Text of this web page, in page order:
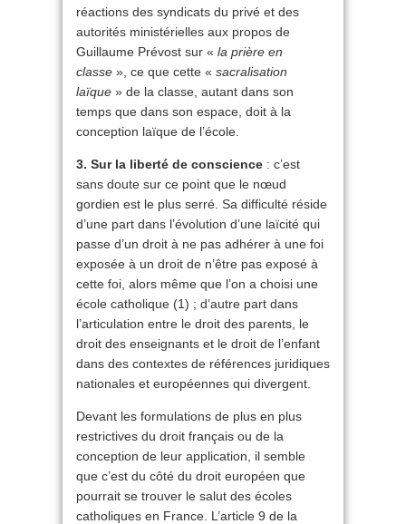
réactions des syndicats du privé et des
autorités ministérielles aux propos de
Guillaume Prévost sur « la prière en
classe », ce que cette « sacralisation
laïque » de la classe, autant dans son
temps que dans son espace, doit à la
conception laïque de l’école.
3. Sur la liberté de conscience : c’est
sans doute sur ce point que le nœud
gordien est le plus serré. Sa difficulté réside
d’une part dans l’évolution d’une laïcité qui
passe d’un droit à ne pas adhérer à une foi
exposée à un droit de n’être pas exposé à
cette foi, alors même que l’on a choisi une
école catholique (1) ; d’autre part dans
l’articulation entre le droit des parents, le
droit des enseignants et le droit de l’enfant
dans des contextes de références juridiques
nationales et européennes qui divergent.
Devant les formulations de plus en plus
restrictives du droit français ou de la
conception de leur application, il semble
que c’est du côté du droit européen que
pourrait se trouver le salut des écoles
catholiques en France. L’article 9 de la